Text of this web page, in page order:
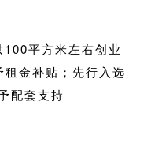
平方米左右创业
金补贴；先行入选
配套支持